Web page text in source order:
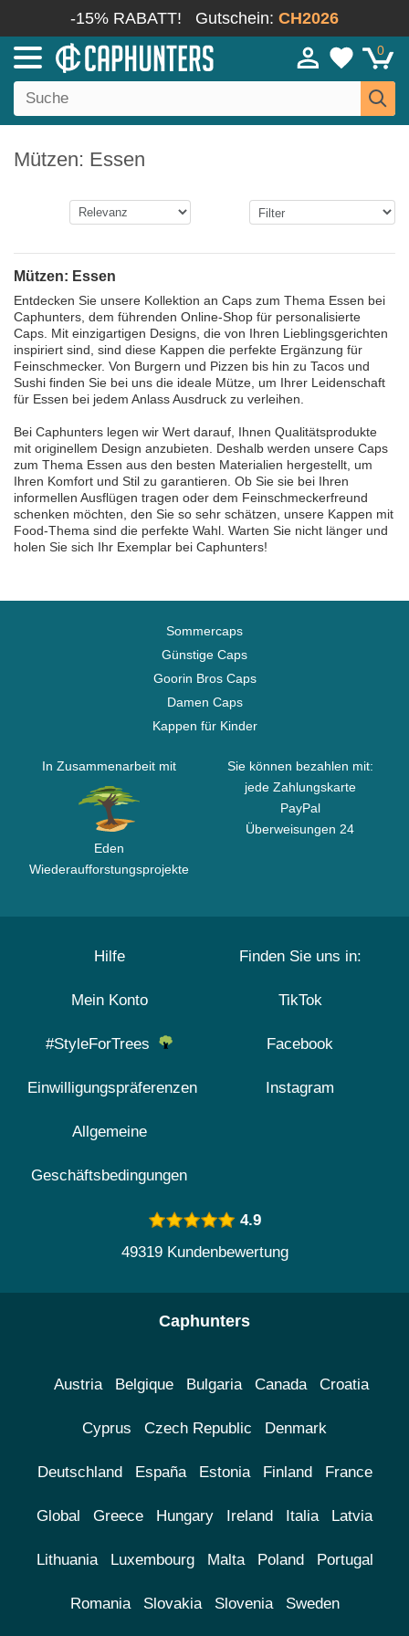
-15% RABATT! Gutschein: CH2026
0
Mützen: Essen
Mützen: Essen
Entdecken Sie unsere Kollektion an Caps zum Thema Essen bei
Caphunters, dem führenden Online-Shop für personalisierte
Caps. Mit einzigartigen Designs, die von Ihren Lieblingsgerichten
inspiriert sind, sind diese Kappen die perfekte Ergänzung für
Feinschmecker. Von Burgern und Pizzen bis hin zu Tacos und
Sushi finden Sie bei uns die ideale Mütze, um Ihrer Leidenschaft
für Essen bei jedem Anlass Ausdruck zu verleihen.
Bei Caphunters legen wir Wert darauf, Ihnen Qualitätsprodukte
mit originellem Design anzubieten. Deshalb werden unsere Caps
zum Thema Essen aus den besten Materialien hergestellt, um
Ihren Komfort und Stil zu garantieren. Ob Sie sie bei Ihren
informellen Ausflügen tragen oder dem Feinschmeckerfreund
schenken möchten, den Sie so sehr schätzen, unsere Kappen mit
Food-Thema sind die perfekte Wahl. Warten Sie nicht länger und
holen Sie sich Ihr Exemplar bei Caphunters!
Sommercaps
Günstige Caps
Goorin Bros Caps
Damen Caps
Kappen für Kinder
In Zusammenarbeit mit
Eden
Wiederaufforstungsprojekte
Sie können bezahlen mit:
jede Zahlungskarte
PayPal
Überweisungen 24
Hilfe
Mein Konto
#StyleForTrees
Einwilligungspräferenzen
Allgemeine
Geschäftsbedingungen
Finden Sie uns in:
TikTok
Facebook
Instagram
4.9
49319 Kundenbewertung
Caphunters
Austria Belgique Bulgaria Canada Croatia
Cyprus Czech Republic Denmark
Deutschland España Estonia Finland France
Global Greece Hungary Ireland Italia Latvia
Lithuania Luxembourg Malta Poland Portugal
Romania Slovakia Slovenia Sweden